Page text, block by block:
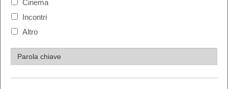
Cinema
Incontri
Altro